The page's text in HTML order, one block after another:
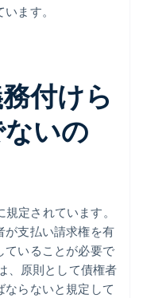
ます。
付けら
いの
規定されています。
が支払い請求権を有
ていることが必要で
、原則として債権者
らないと規定して